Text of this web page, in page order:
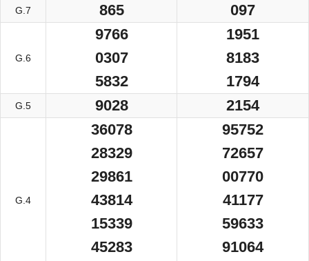
G.7 865 097
G.6
9766
0307
5832
1951
8183
1794
G.5 9028 2154
G.4
36078
28329
29861
43814
15339
45283
95752
72657
00770
41177
59633
91064